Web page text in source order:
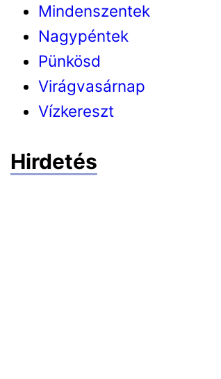
Mindenszentek
Nagypéntek
Pünkösd
Virágvasárnap
Vízkereszt
Hirdetés